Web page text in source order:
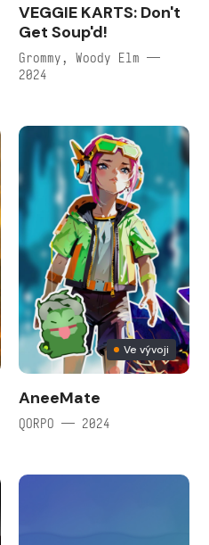
VEGGIE KARTS: Don't
Get Soup'd!
Grommy, Woody Elm —
2024
Ve vývoji
AneeMate
QORPO — 2024